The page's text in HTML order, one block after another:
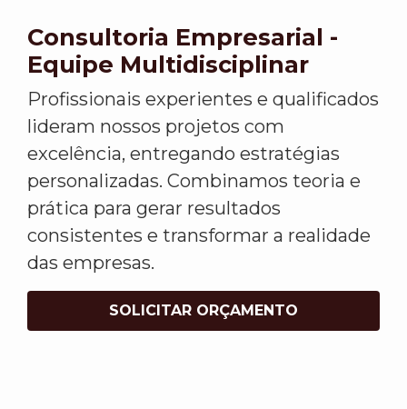
Consultoria Empresarial -
Equipe Multidisciplinar
Profissionais experientes e qualificados
lideram nossos projetos com
excelência, entregando estratégias
personalizadas. Combinamos teoria e
prática para gerar resultados
consistentes e transformar a realidade
das empresas.
SOLICITAR ORÇAMENTO